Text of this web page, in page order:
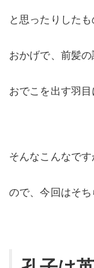
と思ったりした
おかげで、前髪
おでこを出す羽
そんなこんなで
ので、今回はそち